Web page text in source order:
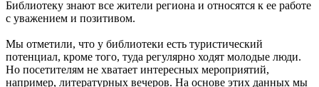
Библиотеку знают все жители региона и относятся к ее работе
с уважением и позитивом.
Мы отметили, что у библиотеки есть туристический
потенциал, кроме того, туда регулярно ходят молодые люди.
Но посетителям не хватает интересных мероприятий,
например, литературных вечеров. На основе этих данных мы